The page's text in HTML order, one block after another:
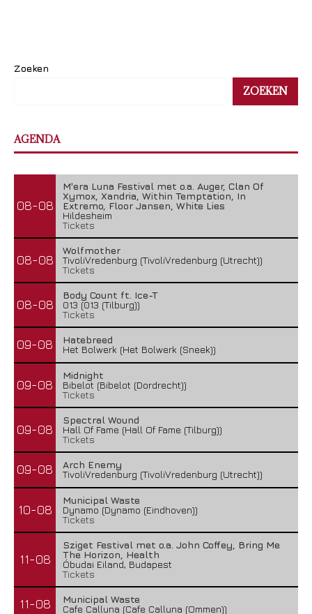
Zoeken
ZOEKEN
AGENDA
08-08
M'era Luna Festival met o.a. Auger, Clan Of
Xymox, Xandria, Within Temptation, In
Extremo, Floor Jansen, White Lies
Hildesheim
Tickets
08-08
Wolfmother
TivoliVredenburg (TivoliVredenburg (Utrecht))
Tickets
08-08
Body Count ft. Ice-T
013 (013 (Tilburg))
Tickets
09-08
Hatebreed
Het Bolwerk (Het Bolwerk (Sneek))
09-08
Midnight
Bibelot (Bibelot (Dordrecht))
Tickets
09-08
Spectral Wound
Hall Of Fame (Hall Of Fame (Tilburg))
Tickets
09-08
Arch Enemy
TivoliVredenburg (TivoliVredenburg (Utrecht))
10-08
Municipal Waste
Dynamo (Dynamo (Eindhoven))
Tickets
11-08
Sziget Festival met o.a. John Coffey, Bring Me
The Horizon, Health
Óbudai Eiland, Budapest
Tickets
11-08
Municipal Waste
Cafe Calluna (Cafe Calluna (Ommen))